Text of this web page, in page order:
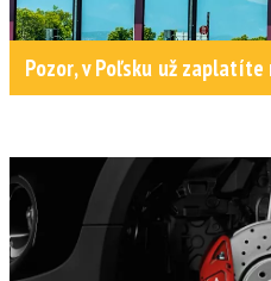
Pozor, v Poľsku už